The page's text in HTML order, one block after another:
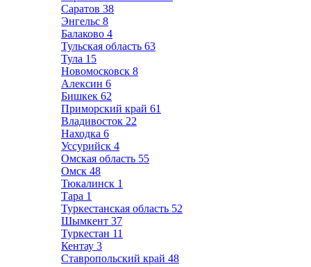
Саратов 38
Энгельс 8
Балаково 4
Тульская область 63
Тула 15
Новомосковск 8
Алексин 6
Бишкек 62
Приморский край 61
Владивосток 22
Находка 6
Уссурийск 4
Омская область 55
Омск 48
Тюкалинск 1
Тара 1
Туркестанская область 52
Шымкент 37
Туркестан 11
Кентау 3
Ставропольский край 48